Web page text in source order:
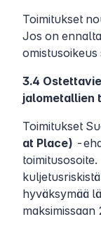
Toimitukset
Jos on
3.4
jalometallien
Toimitukset
at Place) -
hyväksymää